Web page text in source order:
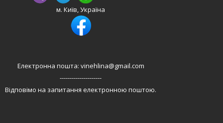
м. Київ, Україна
Електронна пошта: vinehlina@gmail.com
---------------------
Відповімо на запитання електронною поштою.